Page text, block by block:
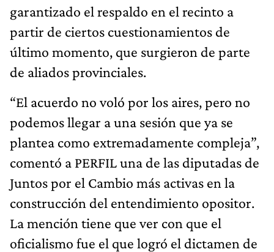
garantizado el respaldo en el recinto a
partir de ciertos cuestionamientos de
último momento, que surgieron de parte
de aliados provinciales.
“El acuerdo no voló por los aires, pero no
podemos llegar a una sesión que ya se
plantea como extremadamente compleja”,
comentó a PERFIL una de las diputadas de
Juntos por el Cambio más activas en la
construcción del entendimiento opositor.
La mención tiene que ver con que el
oficialismo fue el que logró el dictamen de